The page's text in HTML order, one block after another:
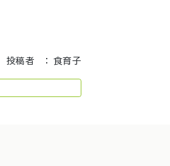
投稿者 ： 食育子